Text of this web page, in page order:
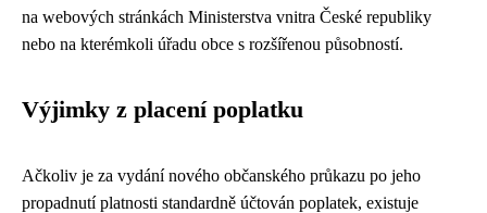
na webových stránkách Ministerstva vnitra České republiky
nebo na kterémkoli úřadu obce s rozšířenou působností.
Výjimky z placení poplatku
Ačkoliv je za vydání nového občanského průkazu po jeho
propadnutí platnosti standardně účtován poplatek, existuje